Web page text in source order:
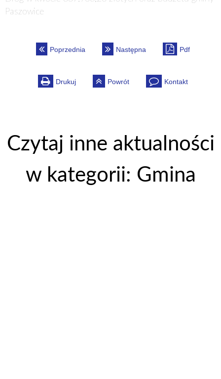
Paszowice
Poprzednia Następna Pdf
Drukuj Powrót Kontakt
Czytaj inne aktualności
w kategorii: Gmina